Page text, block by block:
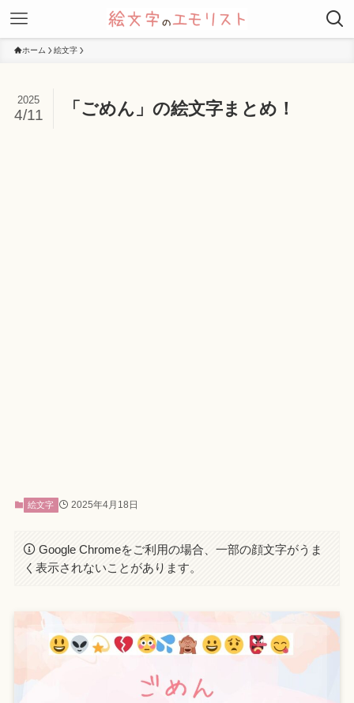
ホーム 絵文字
「ごめん」の絵文字まとめ！
2025
4/11
絵文字 2025年4月18日
Google Chromeをご利用の場合、一部の顔文字がうま
く表示されないことがあります。